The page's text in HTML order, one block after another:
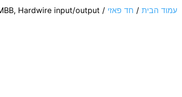
עמוד הבית / חד פאזי /
Hardwire input/output